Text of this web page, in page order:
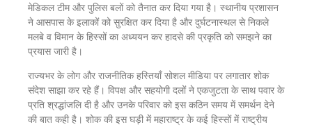
मेडिकल टीम और पुलिस बलों को तैनात कर दिया गया है। स्थानीय प्रशासन
ने आसपास के इलाकों को सुरक्षित कर दिया है और दुर्घटनास्थल से निकले
मलबे व विमान के हिस्सों का अध्ययन कर हादसे की प्रकृति को समझने का
प्रयास जारी है।
राज्यभर के लोग और राजनीतिक हस्तियाँ सोशल मीडिया पर लगातार शोक
संदेश साझा कर रहे हैं। विपक्ष और सहयोगी दलों ने एकजुटता के साथ पवार के
प्रति श्रद्धांजलि दी है और उनके परिवार को इस कठिन समय में समर्थन देने
की बात कही है। शोक की इस घड़ी में महाराष्ट्र के कई हिस्सों में राष्ट्रीय